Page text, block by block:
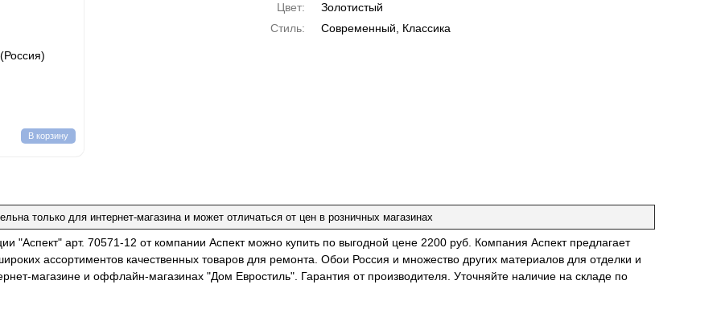
В корзину
Цвет:
Золотистый
Стиль:
Современный, Классика
только для интернет-магазина и может отличаться от цен в розничных магазинах
"Аспект" арт. 70571-12 от компании Аспект можно купить по выгодной цене 2200 руб. Компания Аспект предлагает
ассортиментов качественных товаров для ремонта. Обои Россия и множество других материалов для отделки и
магазине и оффлайн-магазинах "Дом Евростиль". Гарантия от производителя. Уточняйте наличие на складе по